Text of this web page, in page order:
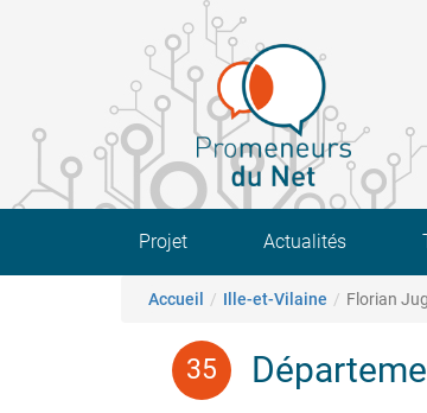
Main navigation
Projet Actualités
Fil d'Ariane
Accueil Ille-et-Vilaine Florian